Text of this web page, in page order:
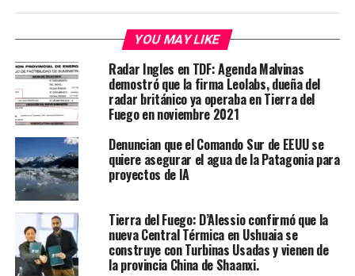
YOU MAY LIKE
Radar Ingles en TDF: Agenda Malvinas
demostró que la firma Leolabs, dueña del
radar británico ya operaba en Tierra del
Fuego en noviembre 2021
Denuncian que el Comando Sur de EEUU se
quiere asegurar el agua de la Patagonia para
proyectos de IA
Tierra del Fuego: D’Alessio confirmó que la
nueva Central Térmica en Ushuaia se
construye con Turbinas Usadas y vienen de
la provincia China de Shaanxi.